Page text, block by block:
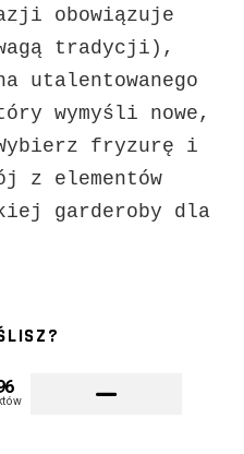
obowiązuje
tradycji),
utalentowanego
wymyśli nowe,
fryzurę i
z elementów
garderoby dla